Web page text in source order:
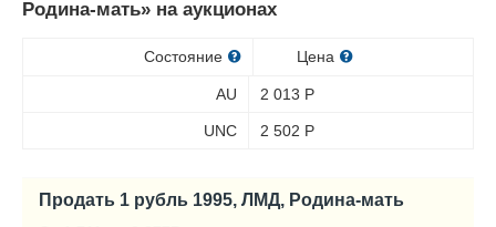
Родина-мать» на аукционах
Состояние Цена
AU 2 013 Р
UNC 2 502 Р
Продать 1 рубль 1995, ЛМД, Родина-мать